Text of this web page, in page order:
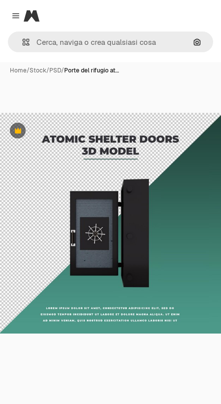
Close menu
Magnific
Cerca
Home/Stock/PSD/Porte del rifugio at…
Premium